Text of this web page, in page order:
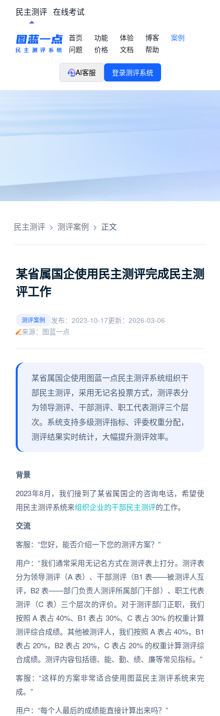
民主测评 在线考试
首页 功能 体验 博客
案例
问题
价格 文档 帮助
AI客服 登录测评系统
民主测评 > 测评案例 > 正文
某省属国企使用民主测评完成民主测
评工作
测评案例 发布：2023-10-17更新：2026-03-06
来源：图蓝一点
某省属国企使用图蓝一点民主测评系统组织干
部民主测评，采用无记名投票方式，测评表分
为领导测评、干部测评、职工代表测评三个层
次。系统支持多级测评指标、评委权重分配，
测评结果实时统计，大幅提升测评效率。
背景
2023年8月，我们接到了某省属国企的咨询电话，希望使
用民主测评系统来组织企业的干部民主测评的工作。
交流
客服：“您好，能否介绍一下您的测评方案？”
用户：“我们通常采用无记名方式在测评表上打分。测评表
分为领导测评（A 表）、干部测评（B1 表——被测评人互
评，B2 表——部门负责人测评所属部门干部）、职工代表
测评（C 表）三个层次的评价。对于测评部门正职，我们
按照 A 表占 40%、B1 表占 30%、C 表占 30% 的权重计算
测评综合成绩。其他被测评人，我们按照 A 表占 40%，B1
表占 20%，B2 表占 20%，C 表占 20% 的权重计算测评综
合成绩。测评内容包括德、能、勤、绩、廉等常见指标。”
客服：“这样的方案非常适合使用图蓝民主测评系统来完
成。”
用户：“每个人最后的成绩能直接计算出来吗？”